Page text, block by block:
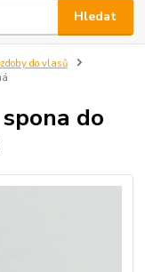
Hledat
do vlasů
do